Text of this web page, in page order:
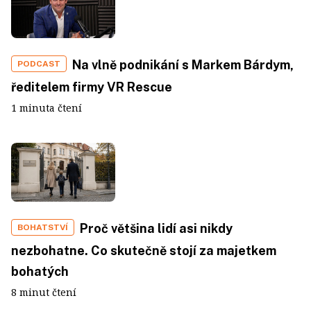
PODCAST
Na vlně podnikání s Markem Bárdym,
ředitelem firmy VR Rescue
1 minuta čtení
BOHATSTVÍ
Proč většina lidí asi nikdy
nezbohatne. Co skutečně stojí za majetkem
bohatých
8 minut čtení